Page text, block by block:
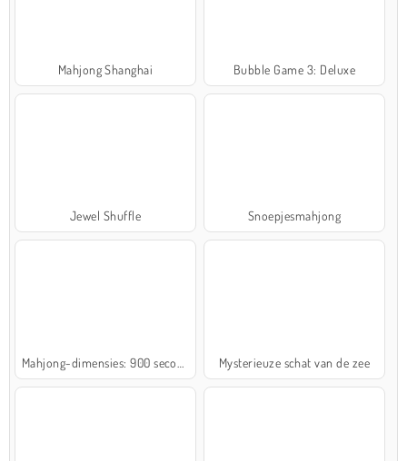
Mahjong Shanghai Bubble Game 3: Deluxe
Jewel Shuffle Snoepjesmahjong
Mysterieuze schat van de zee